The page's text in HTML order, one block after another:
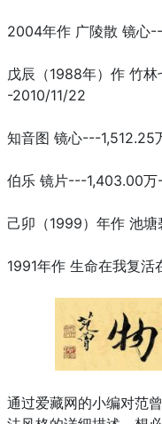
2004年作 广陵散 镜心
戊辰（1988年）作 竹
-2010/11/22
知音图 镜心---1,512.25
伯乐 镜片---1,403.00
己卯（1999）年作 池
1991年作 生命在我复
通过爱藏网的小编对范